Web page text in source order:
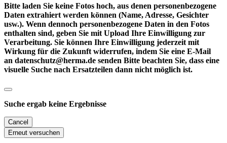
Bitte laden Sie keine Fotos hoch, aus denen personenbezogene
Daten extrahiert werden können (Name, Adresse, Gesichter
usw.). Wenn dennoch personenbezogene Daten in den Fotos
enthalten sind, geben Sie mit Upload Ihre Einwilligung zur
Verarbeitung. Sie können Ihre Einwilligung jederzeit mit
Wirkung für die Zukunft widerrufen, indem Sie eine E-Mail
an datenschutz@herma.de senden Bitte beachten Sie, dass eine
visuelle Suche nach Ersatzteilen dann nicht möglich ist.
Suche ergab keine Ergebnisse
Cancel
Erneut versuchen